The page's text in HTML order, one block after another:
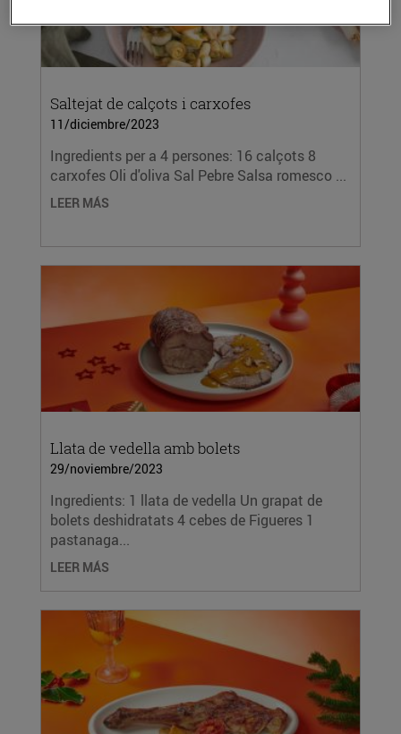
Saltejat de calçots i carxofes
11/diciembre/2023
Ingredients per a 4 persones: 16 calçots 8
carxofes Oli d'oliva Sal Pebre Salsa romesco ...
LEER MÁS
Llata de vedella amb bolets
29/noviembre/2023
Ingredients: 1 llata de vedella Un grapat de
bolets deshidratats 4 cebes de Figueres 1
pastanaga...
LEER MÁS